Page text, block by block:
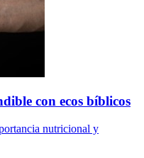
con ecos bíblicos
nutricional y